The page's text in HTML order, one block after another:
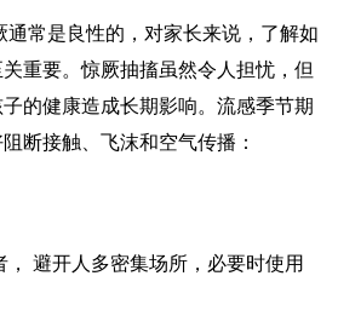
通常是良性的，对家长来说，了解如
重要。惊厥抽搐虽然令人担忧，但
的健康造成长期影响。流感季节期
断接触、飞沫和空气传播：
避开人多密集场所，必要时使用